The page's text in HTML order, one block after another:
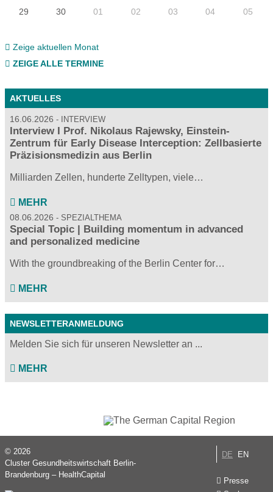
29 30 01 02 03 04 05
Zeige aktuellen Monat
ZEIGE ALLE TERMINE
AKTUELLES
16.06.2026 INTERVIEW
Interview I Prof. Nikolaus Rajewsky, Einstein-
Zentrum für Early Disease Interception: Zellbasierte
Präzisionsmedizin aus Berlin
Milliarden Zellen, hunderte Zelltypen, viele…
MEHR
08.06.2026 SPEZIALTHEMA
Special Topic | Building momentum in advanced
and personalized medicine
With the groundbreaking of the Berlin Center for…
MEHR
NEWSLETTERANMELDUNG
Melden Sie sich für unseren Newsletter an ...
MEHR
DE EN
Presse
© 2026
Cluster Gesundheitswirtschaft Berlin-
Brandenburg – HealthCapital